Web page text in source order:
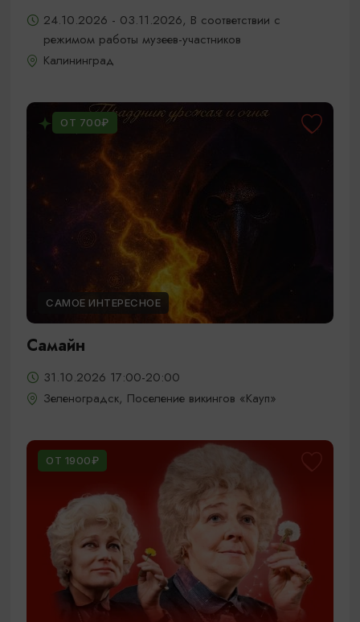
24.10.2026 - 03.11.2026, В соответствии с
режимом работы музеев-участников
Калининград
ОТ 700₽
САМОЕ ИНТЕРЕСНОЕ
Самайн
31.10.2026 17:00-20:00
Зеленоградск, Поселение викингов «Кауп»
ОТ 1900₽